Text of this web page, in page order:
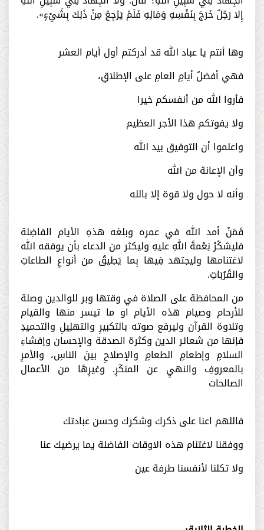
إِلا رَجُلٌ خَرَجَ بِنَفْسِهِ وَمَالِهِ فَلَمْ يَرْجِعْ مِنْ ذَلِكَ بِشَيْءٍ».
وها أنتم يا عباد الله قد أدركتم أول أيام العشر
فهي أفضلُ أيامِ العامِ على الإطلاقِ،
فأروا الله من أنفسكم خيرا
ولا يفوتكم هذا الأجر العظيم
واعلموا أن التوفيق بيد الله
وأن الإعانة من الله
وأنه لا حول ولا قوة إلا بالله
فَمَنْ أمد الله في عمره وبلغه هذهِ الأيام الفاضِلة
فليشكُرْ نِعْمةَ اللهِ عليهِ وليكثر من الدعاء بأن يوفقه الله
لاغتنامها وليجتهد فِيها بِما يَطِيقُ من أنواعِ الطاعاتِ
والقُرُبَاتِ.
من المحافظة على الصلاة في وقتها وبر للوالدين وصلة
للأرحام وصيام هذه الأيام او ما تيسر منها والقيام
وتلاوة القرآن وليرفع صوته بالتكبيرِ والتهلِيلِ والتحميدِ
فإنها من شعائر الدين وكثرة الصدقة والإحسان وإفشاءِ
السلامِ وإطعامِ الطعامِ والإصلاحِ بينَ الناسِ، والأمرِ
بالمعروفِ والنهيِ عن المنكَرِ. وغيرِهَا من الأعمال
الصالحات
فاللهم اعنا على ذكرك وشكرك وحسن عبادتك
ووفقنا لاغتنام هذه الاوقات الفاضلة يما يرضيك عنا
ولا تكلنا لأنفسنا طرفة عين